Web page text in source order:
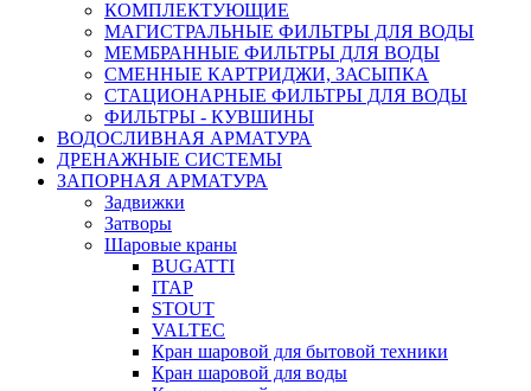
КОМПЛЕКТУЮЩИЕ
МАГИСТРАЛЬНЫЕ ФИЛЬТРЫ ДЛЯ ВОДЫ
МЕМБРАННЫЕ ФИЛЬТРЫ ДЛЯ ВОДЫ
СМЕННЫЕ КАРТРИДЖИ, ЗАСЫПКА
СТАЦИОНАРНЫЕ ФИЛЬТРЫ ДЛЯ ВОДЫ
ФИЛЬТРЫ - КУВШИНЫ
ВОДОСЛИВНАЯ АРМАТУРА
ДРЕНАЖНЫЕ СИСТЕМЫ
ЗАПОРНАЯ АРМАТУРА
Задвижки
Затворы
Шаровые краны
BUGATTI
ITAP
STOUT
VALTEC
Кран шаровой для бытовой техники
Кран шаровой для воды